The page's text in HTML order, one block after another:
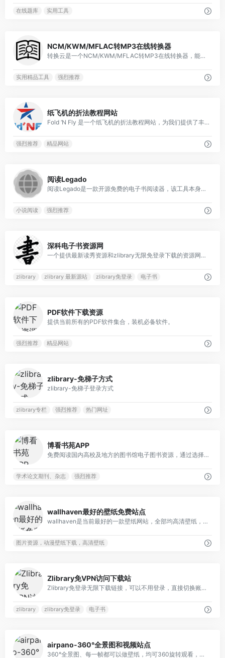
在线题库 实用工具
NCM/KWM/MFLAC转MP3在线转换器
转换云是一个NCM/KWM/MFLAC转MP3在线转换器，能够帮助我们将ncm、mflac、kgm格式的音乐文件转换为MP3格式的文件
实用精品工具 强烈推荐
纸飞机的折法教程网站
Fold ‘N Fly 是一个纸飞机的折法教程网站，为我们提供了丰富的的教程方法，通过为我们提供简单易懂的纸飞机折叠指南和丰富的设计选择，让我们轻松设计和折纸飞机。
强烈推荐 精品网站
阅读Legado
阅读Legado是一款开源免费的电子书阅读器，该工具本身不包含任何的电子书内容，需要用户自定义规则抓取网页数据（也就是书源），将分散的网络小说、新闻、漫画等整合为结构化阅读内容。
小说阅读 强烈推荐
深科电子书资源网
一个提供最新读秀资源和zlibrary无限免登录下载的资源网站，包括近1000w册读秀电子书资源和zlibrary在线源站资源下载
zlibrary zlibrary 最新源站 zlibrary免登录 电子书
PDF软件下载资源
提供当前所有的PDF软件集合，装机必备软件。
强烈推荐 精品网站
zlibrary-免梯子方式
zlibrary-免梯子登录方式
zlibrary专栏 强烈推荐 热门网址
博看书苑APP
免费阅读国内高校及地方的图书馆电子图书资源，通过选择不同学校的机构码随时切换不同的图书馆，几乎覆盖所有学校图书馆资源，综合覆盖面非常全面。包括图书，期刊一律均全
学术论文期刊、杂志 强烈推荐
wallhaven最好的壁纸免费站点
wallhaven是当前最好的一款壁纸网站，全部均高清壁纸，资源非常丰富，以二次元为主，包括风景，人物，建筑等全面题材。一个网站足够满足所有壁纸需求，所有壁纸可以直接保存原图！并且包括各种尺寸大小可供选择，支持在线一键剪裁，直接获取和你屏幕尺寸相符的精美壁纸！
图片资源，动漫壁纸下载，高清壁纸
Zlibrary免VPN访问下载站
Zlibrary免登录无限下载链接，可以不用登录，直接切换账号不受限制下载zlibrary电子书
zlibrary zlibrary免登录 电子书
airpano-360°全景图和视频站点
360°全景图、每一帧都可以做壁纸，均可360旋转观看，保证你足不出户环游世界